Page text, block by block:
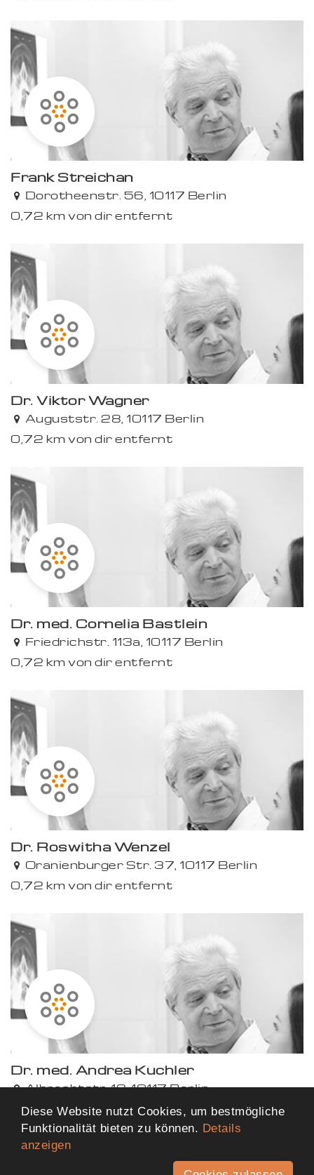
Frank Streichan
Dorotheenstr. 56, 10117 Berlin
0,72 km von dir entfernt
Dr. Viktor Wagner
Auguststr. 28, 10117 Berlin
0,72 km von dir entfernt
Dr. med. Cornelia Bästlein
Friedrichstr. 113a, 10117 Berlin
0,72 km von dir entfernt
Dr. Roswitha Wenzel
Oranienburger Str. 37, 10117 Berlin
0,72 km von dir entfernt
Dr. med. Andrea Küchler
Albrechtstr. 12, 10117 Berlin
0,72 km von dir entfernt
Diese Website nutzt Cookies, um bestmögliche
Funktionalität bieten zu können. Details
anzeigen